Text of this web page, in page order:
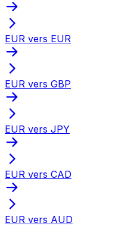
EUR vers EUR
EUR vers GBP
EUR vers JPY
EUR vers CAD
EUR vers AUD